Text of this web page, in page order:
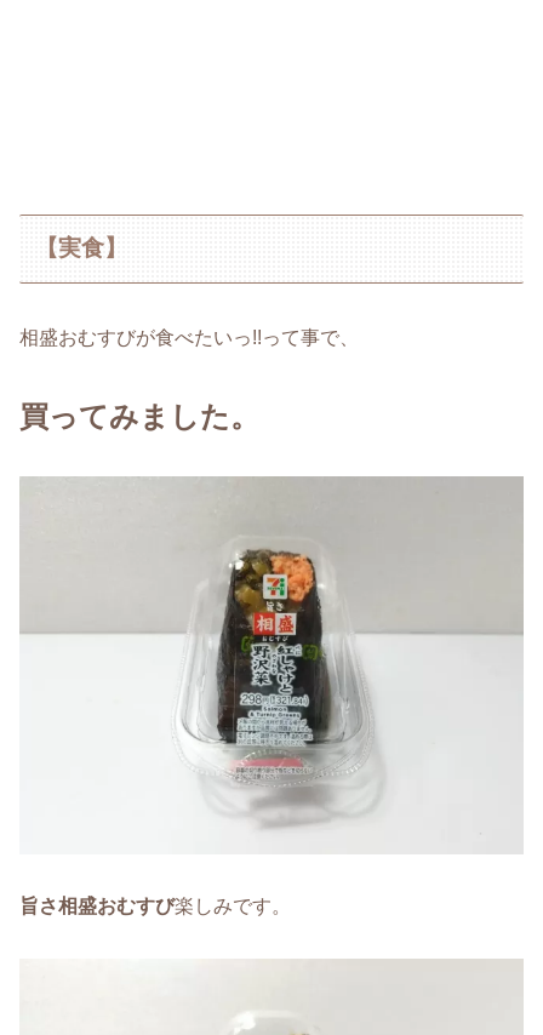
【実食】
相盛おむすびが食べたいっ!!って事で、
買ってみました。
旨さ相盛おむすび楽しみです。